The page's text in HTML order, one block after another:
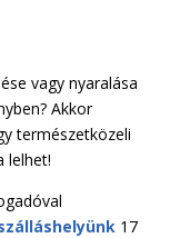
vagy nyaralása
Akkor
természetközeli
lelhet!
17